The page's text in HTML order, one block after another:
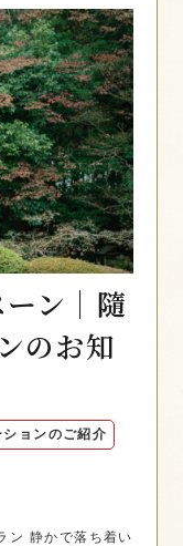
ン｜隨
のお知
ションのご紹介
ン 静かで落ち着い